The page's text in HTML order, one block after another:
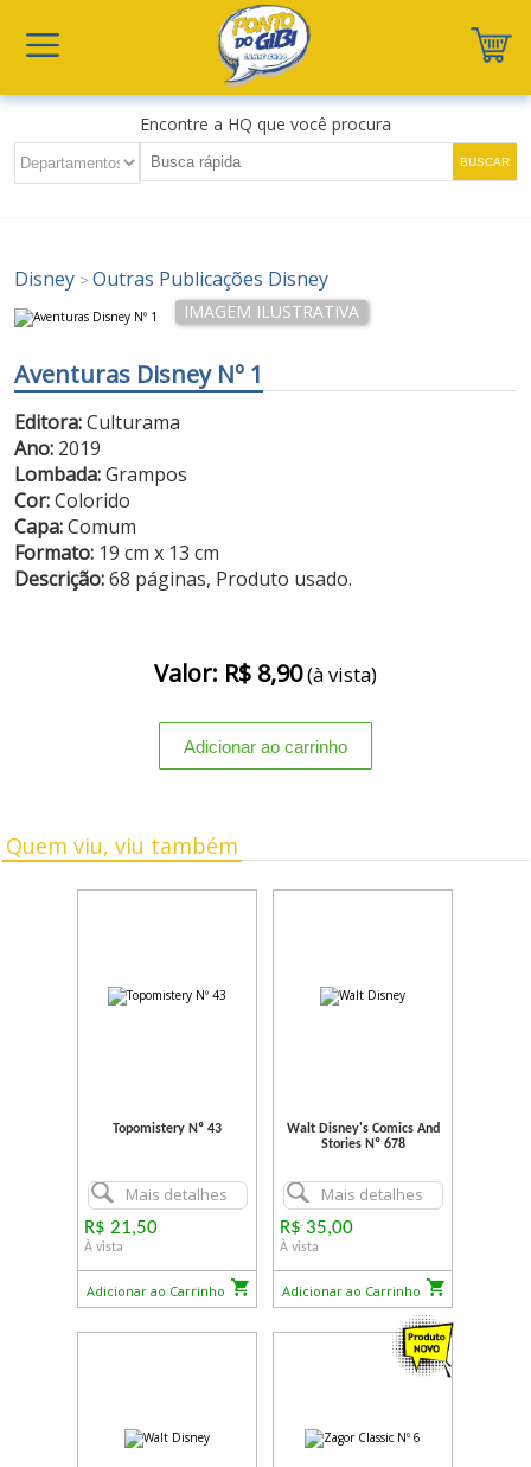
Encontre a HQ que você procura
Disney >Outras Publicações Disney
Aventuras Disney Nº 1
Editora:Culturama
Ano: 2019
Lombada:Grampos
Cor:Colorido
Capa:Comum
Formato: 19 cm x 13 cm
Descrição:68 páginas, Produto usado.
Valor: R$ 8,90(à vista)
Quem viu, viu também
Topomistery Nº 43
Mais detalhes
R$ 21,50
À vista
Adicionar ao Carrinho
Walt Disney's Comics And
Stories Nº 678
Mais detalhes
R$ 35,00
À vista
Adicionar ao Carrinho